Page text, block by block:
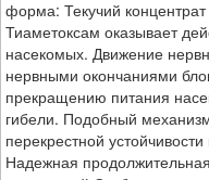
форма: Текучий
Тиаметоксам оказывает
насекомых. Движение
нервными окончаниями
прекращению питания
гибели. Подобный
перекрестной
Надежная